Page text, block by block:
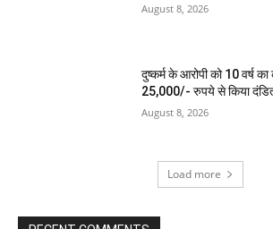
August 8, 2026
दुष्कर्म के आरोपी को 10 वर्ष का
25,000/- रुपये से किया
August 8, 2026
Load more